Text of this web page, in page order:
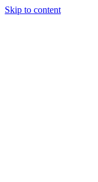
Skip to content